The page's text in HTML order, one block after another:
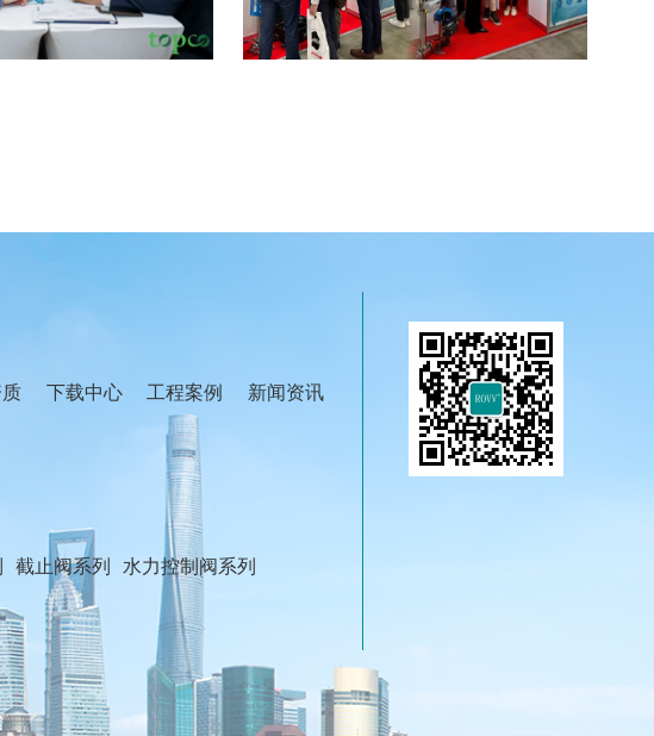
下载中心 工程案例 新闻资讯
截止阀系列
水力控制阀系列